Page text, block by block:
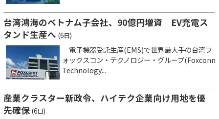
台湾鴻海のベトナム子会社、90億円増資 EV充電ス
タンド生産へ (6日)
電子機器受託生産(EMS)で世界最大手の台湾フ
ォックスコン・テクノロジー・グループ(Foxconn
Technology...
産業クラスター新政令、ハイテク企業向け用地を優
先確保 (6日)